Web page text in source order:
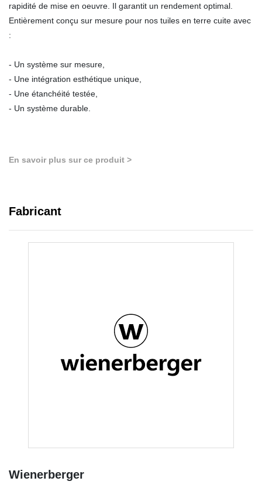
rapidité de mise en oeuvre. Il garantit un rendement optimal.
Entièrement conçu sur mesure pour nos tuiles en terre cuite avec
:
- Un système sur mesure,
- Une intégration esthétique unique,
- Une étanchéité testée,
- Un système durable.
En savoir plus sur ce produit >
Fabricant
Wienerberger